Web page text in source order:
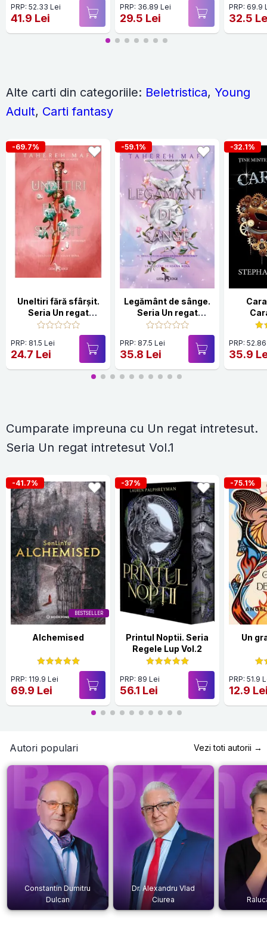
PRP: 52.33 Lei
41.9 Lei
PRP: 36.89 Lei
29.5 Lei
PRP: 69.9
32.5
Alte carti din categoriile: Beletristica, Young
Adult, Carti fantasy
-69.7%
Uneltiri fără sfârșit.
Seria Un regat
întrețesut Vol.2
PRP: 81.5 Lei
24.7 Lei
-59.1%
Legământ de sânge.
Seria Un regat
întrețesut Vol.3
PRP: 87.5 Lei
35.8 Lei
-32.1%
PRP:
35.9
Cumparate impreuna cu Un regat intretesut.
Seria Un regat intretesut Vol.1
BESTSELLER
-41.7%
Alchemised
PRP: 119.9 Lei
69.9 Lei
-37%
Printul Noptii. Seria
Regele Lup Vol.2
PRP: 89 Lei
56.1 Lei
-75.1%
Un
PRP: 51.9
12.9
Autori populari Vezi toti autorii →
Constantin Dumitru
Dulcan
Dr. Alexandru Vlad
Ciurea